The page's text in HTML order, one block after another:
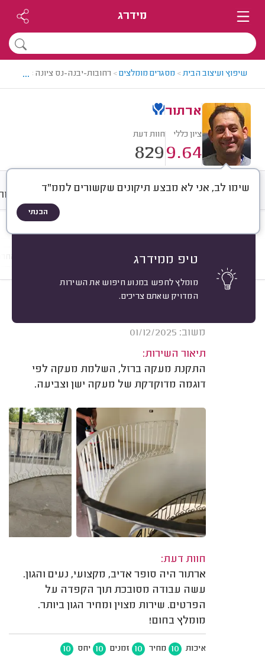
מידרג
שיפוץ ועיצוב הבית> מסגרים מומלצים> רחובות-יבנה-נס ציונה > מסגר
...
ארתור
ציון כללי
9.64
חוות דעת
829
שימו לב, אני לא מבצע תיקונים שקשורים לממ"ד
הבנתי
טיפ ממידרג
מומלץ לחפש במנוע חיפוש את השירות
המדויק שאתם צריכים.
חוות דעת ממוצע גלריה
התקנות עבודות
עדי צורן, רחובות.
משוב: 01/12/2025
תיאור השירות:
התקנת מעקה ברזל, השלמת מעקה לפי
דוגמה מדוקדקת של מעקה ישן וצביעה.
חוות דעת:
ארתור היה סופר אדיב, מקצועי, נעים והגון.
עשה עבודה מסובכת תוך הקפדה על
הפרטים. שירות מצוין ומחיר הגון ביותר.
מומלץ בחום!
איכות 10 מחיר 10 זמנים 10 יחס 10